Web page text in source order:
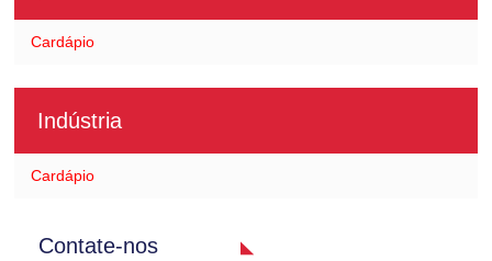
Cardápio
Indústria
Cardápio
Contate-nos